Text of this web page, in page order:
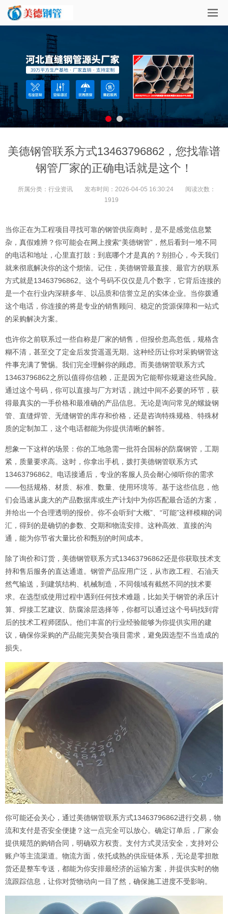
美德钢管联系方式13463796862，您找靠谱
钢管厂家的正确电话就是这个！
所属分类： 行业资讯 发布时间： 2026-04-05 16:30:24
阅读次数：
1919
当你正在为工程项目寻找可靠的钢管供应商时，是不是感觉信息繁
杂，真假难辨？你可能会在网上搜索“美德钢管”，然后看到一堆不同
的电话和地址，心里直打鼓：到底哪个才是真的？别担心，今天我们
就来彻底解决你的这个烦恼。记住，美德钢管最直接、最官方的联系
方式就是13463796862。这个号码不仅仅是几个数字，它背后连接的
是一个在行业内深耕多年、以品质和信誉立足的实体企业。当你拨通
这个电话，你连接的将是专业的销售顾问、稳定的货源保障和一站式
的采购解决方案。
也许你之前联系过一些自称是厂家的销售，但报价忽高忽低，规格含
糊不清，甚至交了定金后发货遥遥无期。这种经历让你对采购钢管这
件事充满了警惕。我们完全理解你的顾虑。而美德钢管联系方式
13463796862之所以值得你信赖，正是因为它能帮你规避这些风险。
通过这个号码，你可以直接与厂方对话，跳过中间不必要的环节，获
得最真实的一手价格和最准确的产品信息。无论是询问常见的螺旋钢
管、直缝焊管、无缝钢管的库存和价格，还是咨询特殊规格、特殊材
质的定制加工，这个电话都能为你提供清晰的解答。
想象一下这样的场景：你的工地急需一批符合国标的防腐钢管，工期
紧，质量要求高。这时，你拿出手机，拨打美德钢管联系方式
13463796862。电话接通后，专业的客服人员会耐心倾听你的需求
——包括规格、材质、标准、数量、使用环境等。基于这些信息，他
们会迅速从庞大的产品数据库或生产计划中为你匹配最合适的方案，
并给出一个合理透明的报价。你不会听到“大概”、“可能”这样模糊的词
汇，得到的是确切的参数、交期和物流安排。这种高效、直接的沟
通，能为你节省大量比价和甄别的时间成本。
除了询价和订货，美德钢管联系方式13463796862还是你获取技术支
持和售后服务的直达通道。钢管产品应用广泛，从市政工程、石油天
然气输送，到建筑结构、机械制造，不同领域有截然不同的技术要
求。在选型或使用过程中遇到任何技术难题，比如关于钢管的承压计
算、焊接工艺建议、防腐涂层选择等，你都可以通过这个号码找到背
后的技术工程师团队。他们丰富的行业经验能够为你提供实用的建
议，确保你采购的产品能完美契合项目需求，避免因选型不当造成的
损失。
你可能还会关心，通过美德钢管联系方式13463796862进行交易，物
流和支付是否安全便捷？这一点完全可以放心。确定订单后，厂家会
提供规范的购销合同，明确双方权责。支付方式灵活安全，支持对公
账户等主流渠道。物流方面，依托成熟的供应链体系，无论是零担散
货还是整车专送，都能为你安排最经济的运输方案，并提供实时的物
流跟踪信息，让你对货物动向一目了然，确保施工进度不受影响。